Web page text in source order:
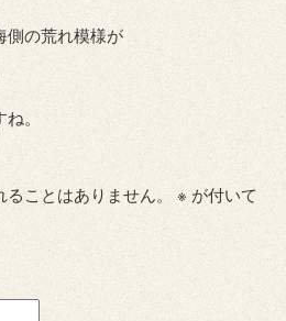
側の荒れ模様が
。
ことはありません。 ※ が付いて